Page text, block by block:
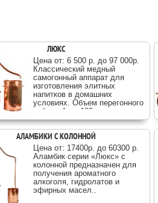
ЛЮКС
Цена от: 6 500 р. до 97 000p.
Классический медный
самогонный аппарат для
изготовления элитных
напитков в домашних
условиях. Объем перегонного
куба от 1 до 100 литров...
АЛАМБИКИ С КОЛОННОЙ
Цена от: 17400p. до 60300 р.
Аламбик серии «Люкс» с
колонной предназначен для
получения ароматного
алкоголя, гидролатов и
эфирных масел..